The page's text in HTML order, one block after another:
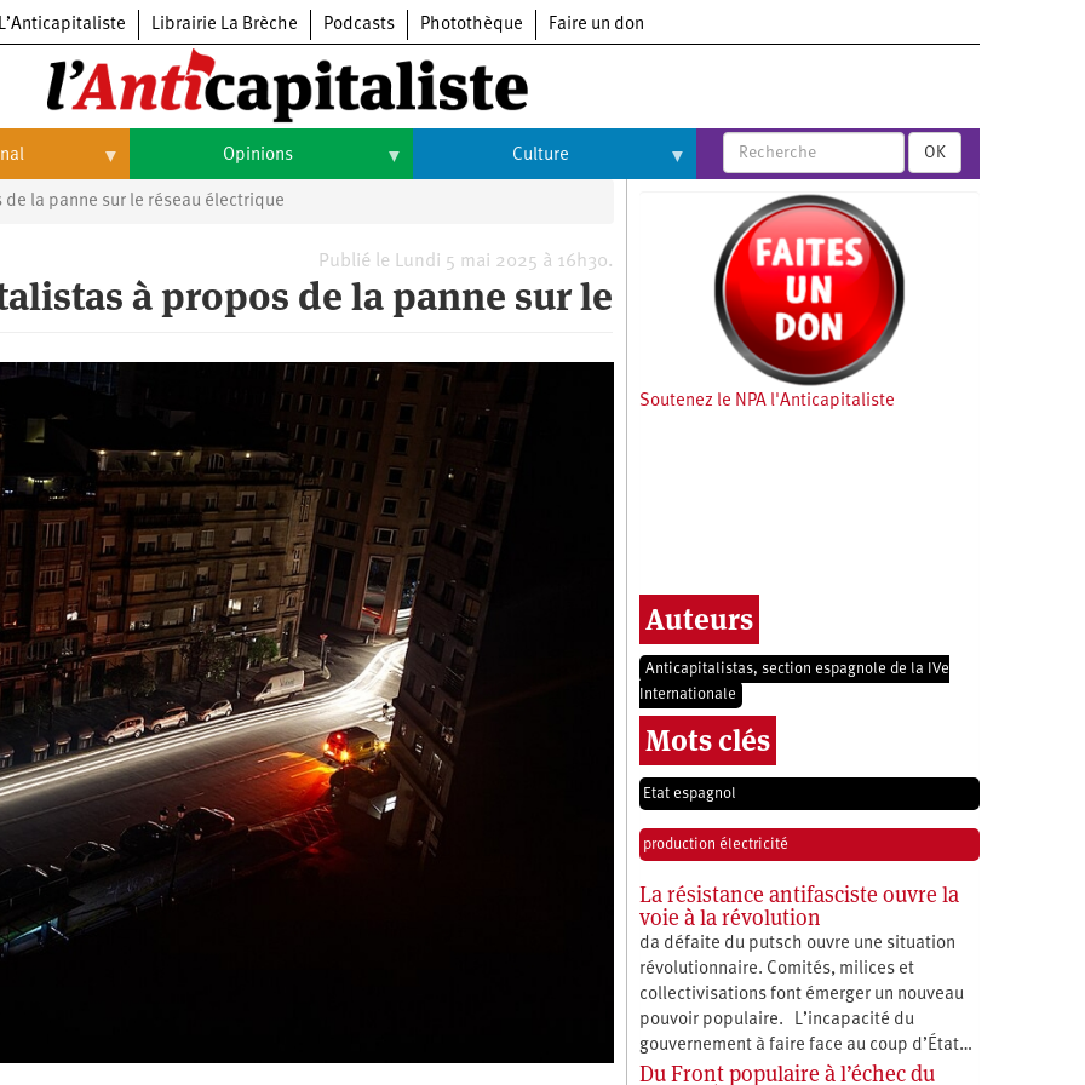
L’Anticapitaliste Librairie La Brèche Podcasts Photothèque Faire un don
Opinions
Opinions
Culture
Arts
Cinéma
Expositions
Livres
OK
la panne sur le réseau électrique
Publié le Lundi 5 mai 2025 à 16h30.
à propos de la panne sur le
Soutenez le NPA l'Anticapitaliste
Auteurs
Anticapitalistas, section espagnole de la IVe
Internationale
Mots clés
Etat espagnol
production électricité
La résistance antifasciste ouvre la
voie à la révolution
da défaite du putsch ouvre une situation
révolutionnaire. Comités, milices et
collectivisations font émerger un nouveau
pouvoir populaire. L’incapacité du
gouvernement à faire face au coup d’État…
Du Front populaire à l’échec du